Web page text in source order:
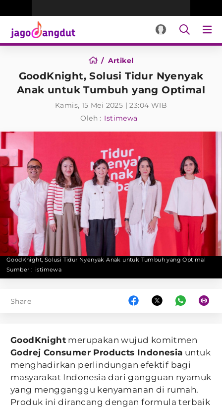
Artikel
GoodKnight, Solusi Tidur Nyenyak
Anak untuk Tumbuh yang Optimal
Kamis, 15 Mei 2025 | 23:04 WIB
Oleh : Istimewa
GoodKnight, Solusi Tidur Nyenyak Anak untuk Tumbuh yang Optimal
Sumber : istimewa
Share
GoodKnight merupakan wujud komitmen
Godrej Consumer Products Indonesia untuk
menghadirkan perlindungan efektif bagi
masyarakat Indonesia dari gangguan nyamuk
yang mengganggu kenyamanan di rumah.
Produk ini dirancang dengan formula terbaik